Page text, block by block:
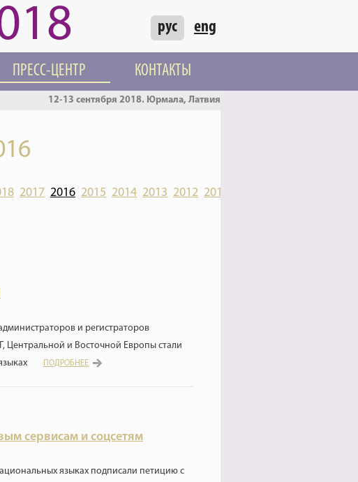
рус eng
ПРЕСС-ЦЕНТР КОНТАКТЫ
12-13 сентября 2018. Юрмала, Латвия
2017 2016 2015 2014 2013 2012 2011
и регистраторов
Центральной и Восточной Европы стали
ПОДРОБНЕЕ
сервисам и соцсетям
языках подписали петицию с